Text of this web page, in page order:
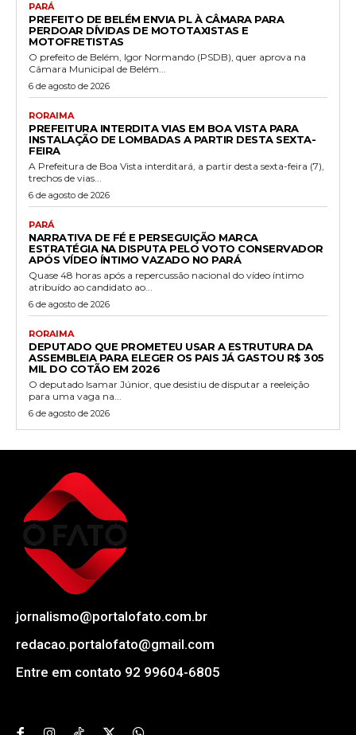
PARÁ
PREFEITO DE BELÉM ENVIA PL À CÂMARA PARA
PERDOAR DÍVIDAS DE MOTOTAXISTAS E
MOTOFRETISTAS
O prefeito de Belém, Igor Normando (PSDB), quer aprova na
Câmara Municipal de Belém...
6 de agosto de 2026
RORAIMA
PREFEITURA INTERDITA VIAS EM BOA VISTA PARA
INSTALAÇÃO DE LOMBADAS A PARTIR DESTA SEXTA-
FEIRA
A Prefeitura de Boa Vista interditará, a partir desta sexta-feira (7),
trechos de vias...
6 de agosto de 2026
PARÁ
NARRATIVA DE FÉ E PERSEGUIÇÃO MARCA
ESTRATÉGIA NA DISPUTA PELO VOTO CONSERVADOR
APÓS VÍDEO ÍNTIMO VAZADO NO PARÁ
Quase 48 horas após a repercussão nacional do vídeo íntimo
atribuído ao candidato ao...
6 de agosto de 2026
RORAIMA
DEPUTADO QUE PROMETEU USAR A ESTRUTURA DA
ASSEMBLEIA PARA ELEGER OS PAIS JÁ GASTOU R$ 305
MIL DO COTÃO EM 2026
O deputado Isamar Júnior, que desistiu de disputar a reeleição
para uma vaga na...
6 de agosto de 2026
jornalismo@portalofato.com.br
redacao.portalofato@gmail.com
Entre em contato 92 99604-6805